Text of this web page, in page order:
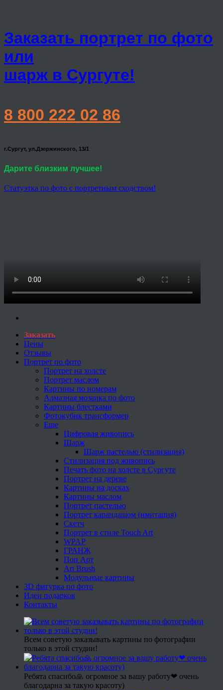
Заказать портрет по фото
или
шарж в Сургуте!
8 800 222 02 86
г.Сургут, ул.Дзержинского, 13/1
Дарите близким лучшее!
Статуэтка по фото с портретным сходством!
Заказать
Цены
Отзывы
Портрет по фото
Портрет на холсте
Портрет маслом
Картины по номерам
Алмазная мозаика по фото
Картины блестками
Фотокубик трансформер
Еще
Цифровая живопись
Шарж
Шарж пастелью (стилизация)
Стилизация под живопись
Печать фото на холсте в Сургуте
Портрет на дереве
Картины на досках
Картины маслом
Портрет пастелью
Портрет карандашом (имитация)
Скетч
Портрет в стиле Touch Art
WPAP
ГРАНЖ
Поп Арт
Art Brush
Модульные картины
3D фигурка по фото
Идеи подарков
Контакты
Всем советую заказывать картины по фотографии
только в этой студии!
Ребята спасибо🙏 огромное за вашу работу❤ очень
благодарна за такую красоту)